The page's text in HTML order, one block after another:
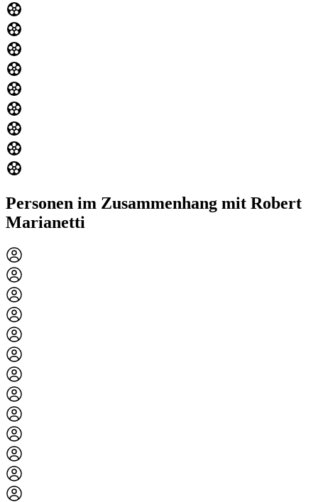
Personen im Zusammenhang mit Robert
Marianetti